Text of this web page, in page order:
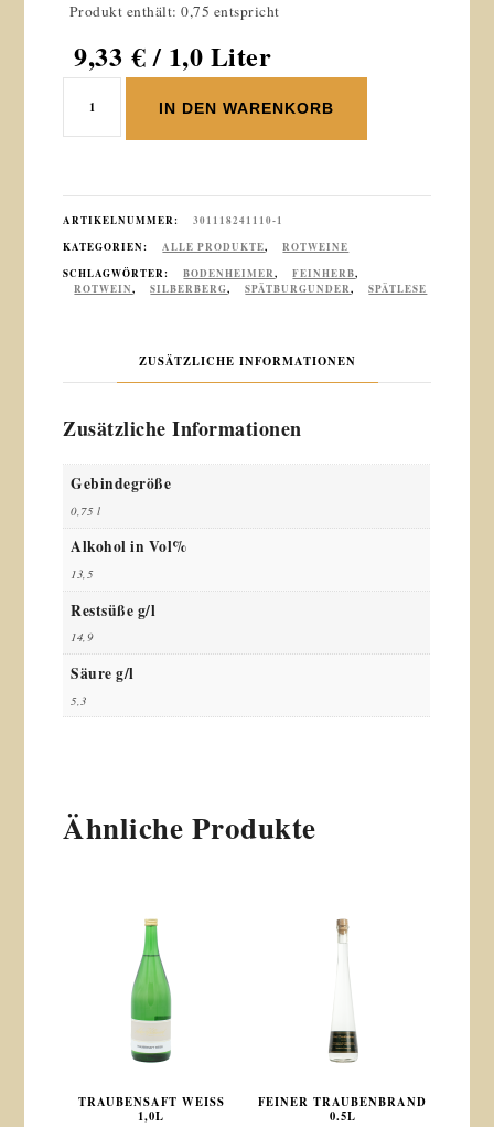
Produkt enthält: 0,75 entspricht
9,33€/ 1,0 Liter
Bodenheimer
Silberberg
Spätlese
feinherb
0,75
L
Menge
IN DEN WARENKORB
ARTIKELNUMMER:
301118241110-1
KATEGORIEN:
ALLE PRODUKTE,
ROTWEINE
SCHLAGWÖRTER:
BODENHEIMER, FEINHERB,
ROTWEIN, SILBERBERG, SPÄTBURGUNDER, SPÄTLESE
ZUSÄTZLICHE INFORMATIONEN
Zusätzliche Informationen
Gebindegröße
0,75 l
Alkohol in Vol%
13,5
Restsüße g/l
14,9
Säure g/l
5,3
Ähnliche Produkte
TRAUBENSAFT WEISS 1
,0L
FEINER TRAUBENBRAND
0.5L